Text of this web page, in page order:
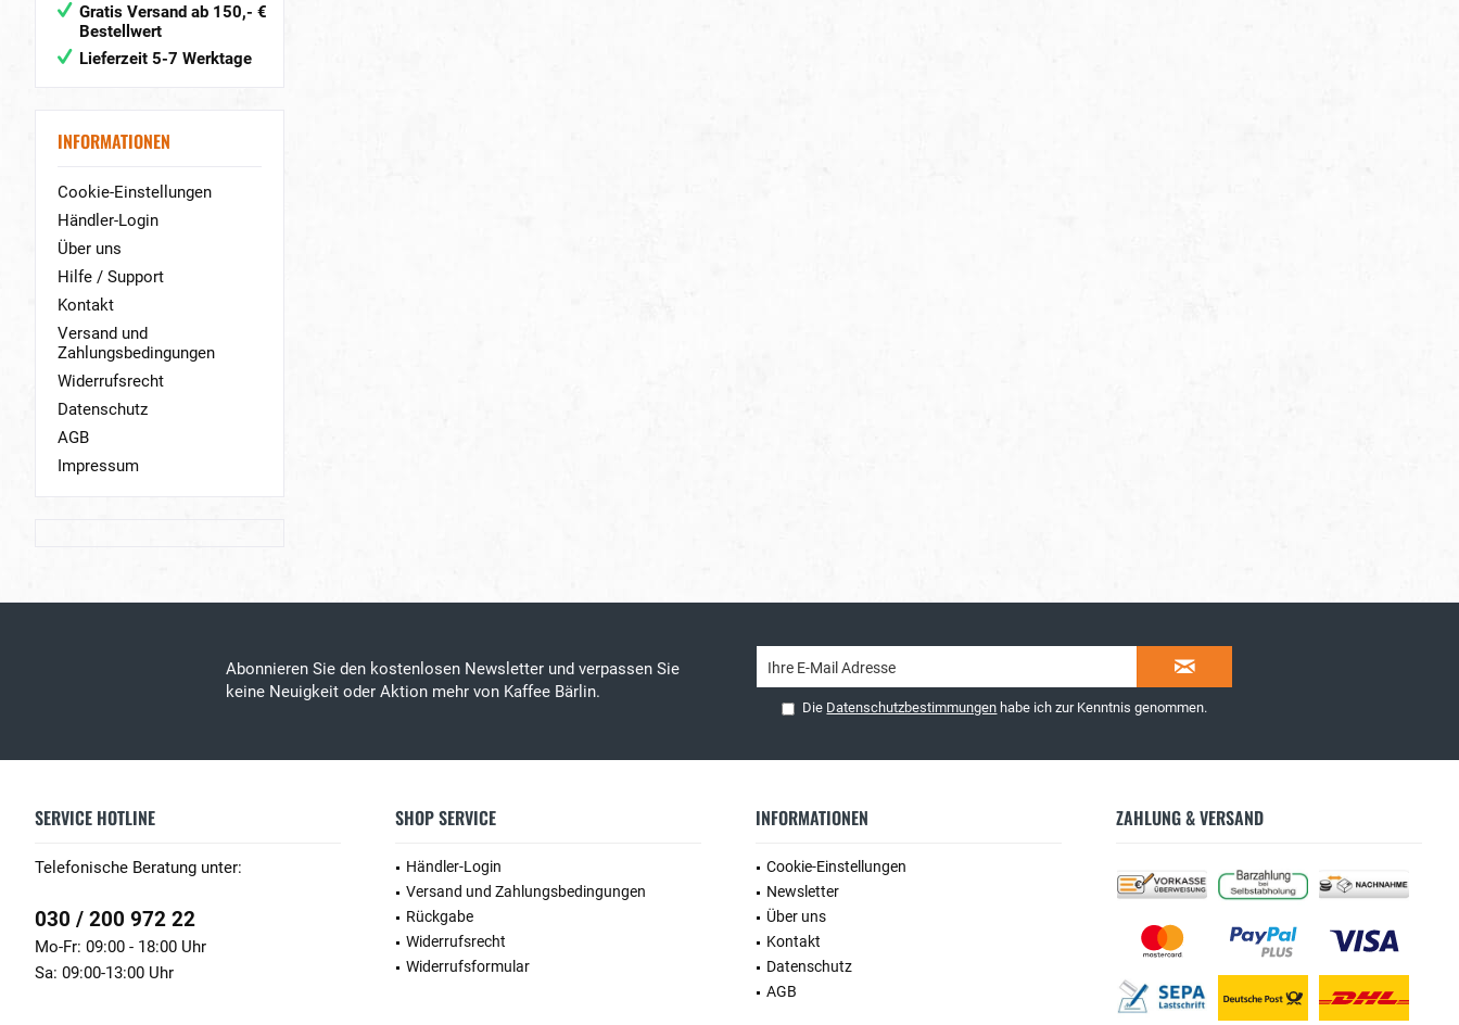
Gratis Versand ab 150,- €
Bestellwert
Lieferzeit 5-7 Werktage
INFORMATIONEN
Cookie-Einstellungen
Händler-Login
Über uns
Hilfe / Support
Kontakt
Versand und
Zahlungsbedingungen
Widerrufsrecht
Datenschutz
AGB
Impressum
Abonnieren Sie den kostenlosen Newsletter und verpassen Sie
keine Neuigkeit oder Aktion mehr von Kaffee Bärlin.
Die Datenschutzbestimmungen habe ich zur Kenntnis genommen.
SERVICE HOTLINE
Telefonische Beratung unter:
030 / 200 972 22
Mo-Fr: 09:00 - 18:00 Uhr
Sa: 09:00-13:00 Uhr
SHOP SERVICE
Händler-Login
Versand und Zahlungsbedingungen
Rückgabe
Widerrufsrecht
Widerrufsformular
INFORMATIONEN
Cookie-Einstellungen
Newsletter
Über uns
Kontakt
Datenschutz
AGB
ZAHLUNG & VERSAND